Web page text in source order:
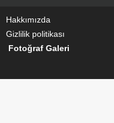
Hakkımızda
Gizlilik politikası
Fotoğraf Galeri